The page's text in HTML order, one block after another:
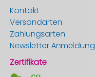
Kontakt
Versandarten
Zahlungsarten
Newsletter Anmeldung
Zertifikate